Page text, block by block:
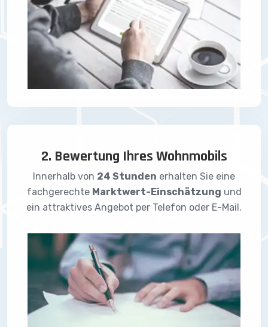
2. Bewertung Ihres Wohnmobils
Innerhalb von 24 Stunden erhalten Sie eine
fachgerechte Marktwert-Einschätzung und
ein attraktives Angebot per Telefon oder E-Mail.